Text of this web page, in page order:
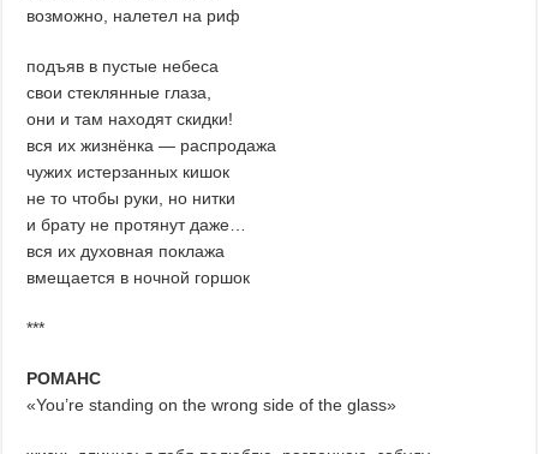
возможно, налетел на риф
подъяв в пустые небеса
свои стеклянные глаза,
они и там находят скидки!
вся их жизнёнка — распродажа
чужих истерзанных кишок
не то чтобы руки, но нитки
и брату не протянут даже…
вся их духовная поклажа
вмещается в ночной горшок
***
РОМАНС
«You’re standing on the wrong side of the glass»